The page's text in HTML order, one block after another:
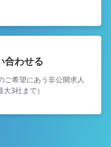
合わせる
ご希望にあう非公開求人
3社まで）